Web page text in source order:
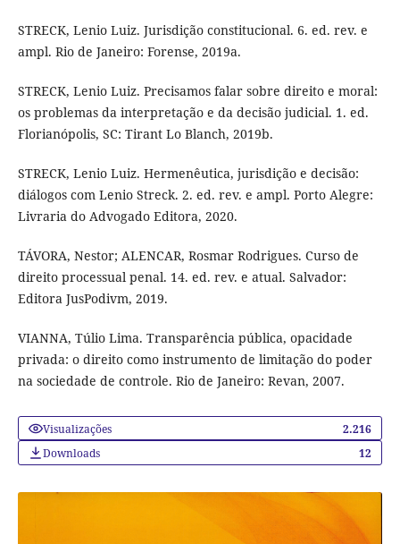
STRECK, Lenio Luiz. Jurisdição constitucional. 6. ed. rev. e
ampl. Rio de Janeiro: Forense, 2019a.
STRECK, Lenio Luiz. Precisamos falar sobre direito e moral:
os problemas da interpretação e da decisão judicial. 1. ed.
Florianópolis, SC: Tirant Lo Blanch, 2019b.
STRECK, Lenio Luiz. Hermenêutica, jurisdição e decisão:
diálogos com Lenio Streck. 2. ed. rev. e ampl. Porto Alegre:
Livraria do Advogado Editora, 2020.
TÁVORA, Nestor; ALENCAR, Rosmar Rodrigues. Curso de
direito processual penal. 14. ed. rev. e atual. Salvador:
Editora JusPodivm, 2019.
VIANNA, Túlio Lima. Transparência pública, opacidade
privada: o direito como instrumento de limitação do poder
na sociedade de controle. Rio de Janeiro: Revan, 2007.
Visualizações
2.216
Downloads
12